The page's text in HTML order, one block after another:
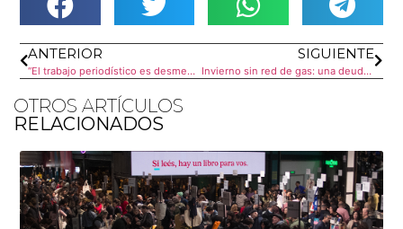
ANTERIOR
“El trabajo periodístico es desmentir las gacetillas oficiales”
SIGUIENTE
Invierno sin red de gas: una deuda histórica
OTROS ARTÍCULOS
RELACIONADOS